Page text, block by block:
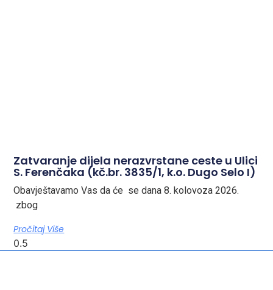
Zatvaranje dijela nerazvrstane ceste u Ulici
S. Ferenčaka (kč.br. 3835/1, k.o. Dugo Selo I)
Obavještavamo Vas da će se dana 8. kolovoza 2026.
zbog
Pročitaj Više